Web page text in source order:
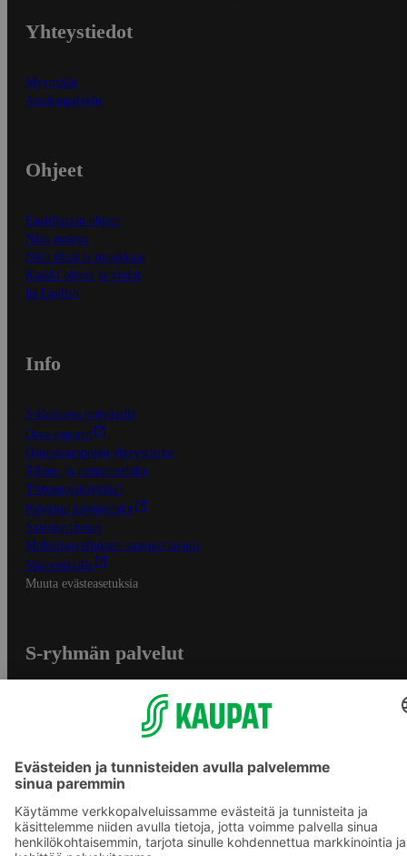
Yhteystiedot
Myymälät
Asiakaspalvelu
Ohjeet
Ensitilaajan ohjeet
Näin maksat
Näin tilaat ja muokkaat
Kaikki ohjeet ja vinkit
In English
Info
S-Business yrityksille
Oiva-raportit
Osuuskauppojen yhteystiedot
Tilaus- ja toimitusehdot
Tietosuojakäytäntö
Palvelun käyttöehdot
Saavutettavuus
Mobiilisovelluksen saavutettavuus
Mainostajalle
Muuta evästeasetuksia
S-ryhmän palvelut
S-ostoslista -sovellus
Prisma.fi
Sokos.fi
S-Pankki
Yhteishyvä